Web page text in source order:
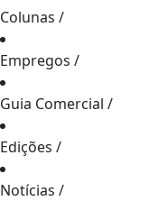
Colunas /
Empregos /
Guia Comercial /
Edições /
Notícias /